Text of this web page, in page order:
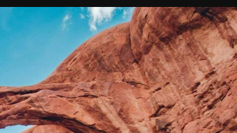
Для партнёров
Открыть приложение